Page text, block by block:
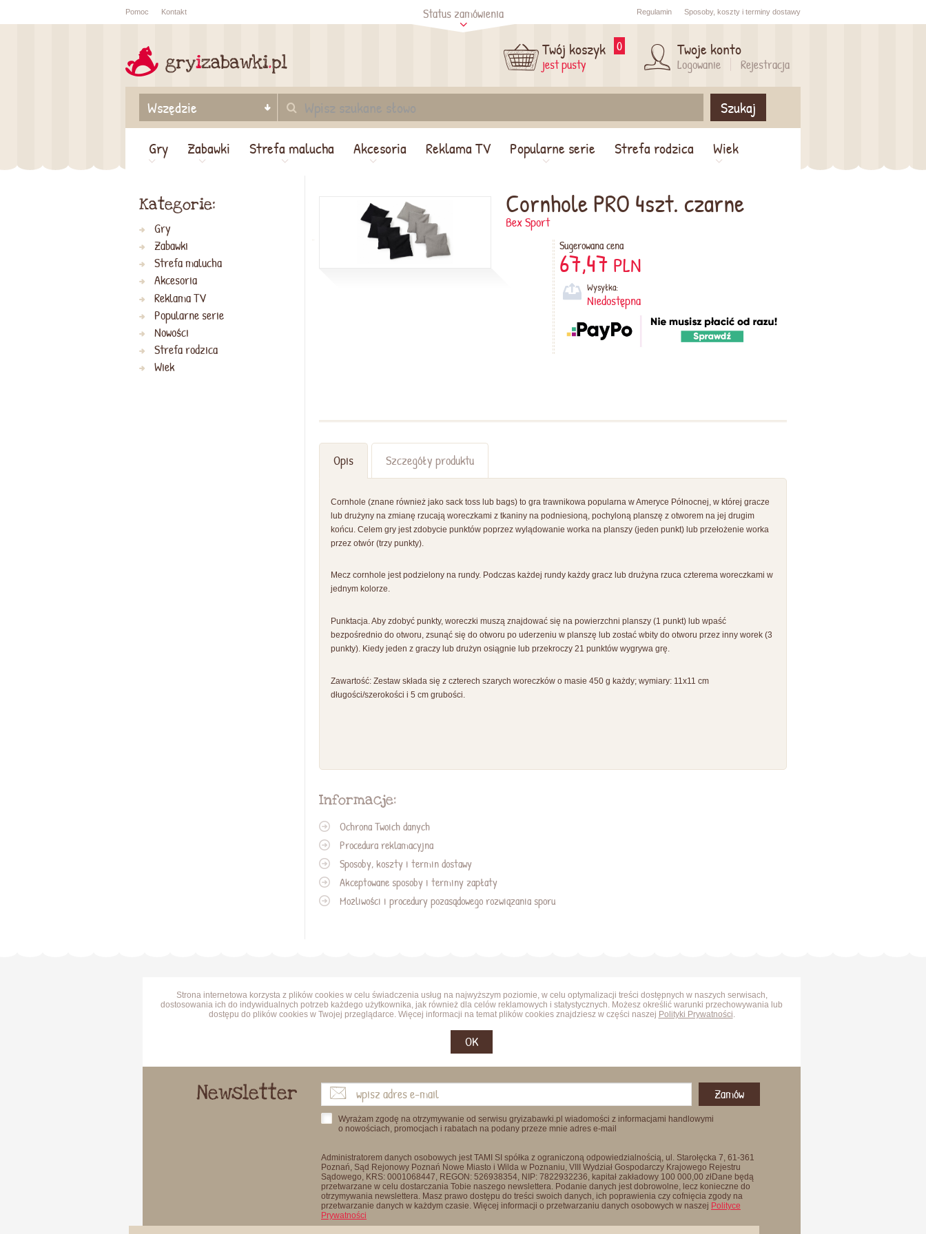
Sprawdź status Sprawdź
Pomoc Kontakt Status zamówienia Regulamin Sposoby, koszty i terminy dostawy
Twój koszyk
jest pusty
0 Twoje konto
Logowanie Rejestracja
Szukaj
Gry
Zabawki Strefa malucha Akcesoria Reklama TV Popularne serie Strefa rodzica Wiek
Cornhole PRO 4szt. czarne
Bex Sport
Sugerowana cena
67,47 PLN
Wysyłka:
Niedostępna
Opis Szczegóły produktu
Cornhole (znane również jako sack toss lub bags) to gra trawnikowa popularna w Ameryce Północnej, w której gracze
lub drużyny na zmianę rzucają woreczkami z tkaniny na podniesioną, pochyloną planszę z otworem na jej drugim
końcu. Celem gry jest zdobycie punktów poprzez wylądowanie worka na planszy (jeden punkt) lub przełożenie worka
przez otwór (trzy punkty).
Mecz cornhole jest podzielony na rundy. Podczas każdej rundy każdy gracz lub drużyna rzuca czterema woreczkami w
jednym kolorze.
Punktacja. Aby zdobyć punkty, woreczki muszą znajdować się na powierzchni planszy (1 punkt) lub wpaść
bezpośrednio do otworu, zsunąć się do otworu po uderzeniu w planszę lub zostać wbity do otworu przez inny worek (3
punkty). Kiedy jeden z graczy lub drużyn osiągnie lub przekroczy 21 punktów wygrywa grę.
Zawartość: Zestaw składa się z czterech szarych woreczków o masie 450 g każdy; wymiary: 11x11 cm
długości/szerokości i 5 cm grubości.
Informacje:
Ochrona Twoich danych
Procedura reklamacyjna
Sposoby, koszty i termin dostawy
Akceptowane sposoby i terminy zapłaty
Możliwości i procedury pozasądowego rozwiązania sporu
Kategorie:
Gry
Zabawki
Strefa malucha
Akcesoria
Reklama TV
Popularne serie
Nowości
Strefa rodzica
Wiek
Strona internetowa korzysta z plików cookies w celu świadczenia usług na najwyższym poziomie, w celu optymalizacji treści dostępnych w naszych serwisach,
dostosowania ich do indywidualnych potrzeb każdego użytkownika, jak również dla celów reklamowych i statystycznych. Możesz określić warunki przechowywania lub
dostępu do plików cookies w Twojej przeglądarce. Więcej informacji na temat plików cookies znajdziesz w części naszej Polityki Prywatności.
OK
Newsletter Zamów
Wyrażam zgodę na otrzymywanie od serwisu gryizabawki.pl wiadomości z informacjami handlowymi
o nowościach, promocjach i rabatach na podany przeze mnie adres e-mail
Administratorem danych osobowych jest TAMI SI spółka z ograniczoną odpowiedzialnością, ul. Starołęcka 7, 61-361
Poznań, Sąd Rejonowy Poznań Nowe Miasto i Wilda w Poznaniu, VIII Wydział Gospodarczy Krajowego Rejestru
Sądowego, KRS: 0001068447, REGON: 526938354, NIP: 7822932236, kapitał zakładowy 100 000,00 złDane będą
przetwarzane w celu dostarczania Tobie naszego newslettera. Podanie danych jest dobrowolne, lecz konieczne do
otrzymywania newslettera. Masz prawo dostępu do treści swoich danych, ich poprawienia czy cofnięcia zgody na
przetwarzanie danych w każdym czasie. Więcej informacji o przetwarzaniu danych osobowych w naszej Polityce
Prywatności